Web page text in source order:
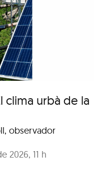
clima urbà de la
observador
2026, 11 h
Al voltant
taula